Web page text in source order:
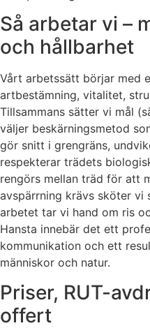
Så arbetar vi –
och hållbarhet
Vårt arbetssätt börjar med
artbestämning, vitalitet,
Tillsammans sätter vi mål
väljer beskärningsmetod
gör snitt i grengräns,
respekterar trädets
rengörs mellan träd för att
avspärrning krävs sköter vi
arbetet tar vi hand om ris
Hansta innebär det ett
kommunikation och ett
människor och natur.
Priser, RUT-
offert